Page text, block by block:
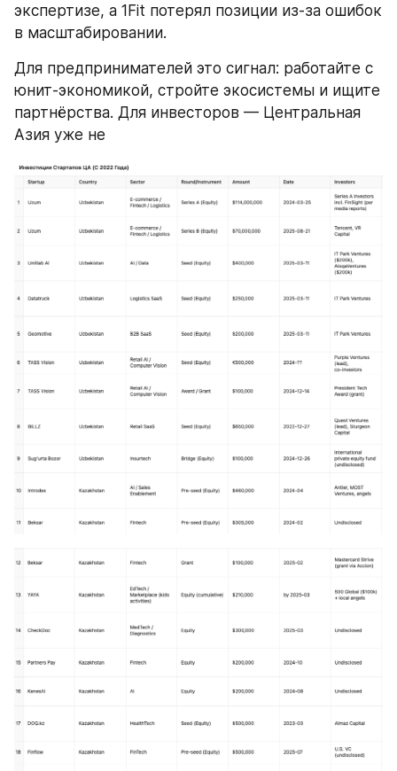
экспертизе, а 1Fit потерял позиции из-за ошибок
в масштабировании.
Для предпринимателей это сигнал: работайте с
юнит-экономикой, стройте экосистемы и ищите
партнёрства. Для инвесторов — Центральная
Азия уже не